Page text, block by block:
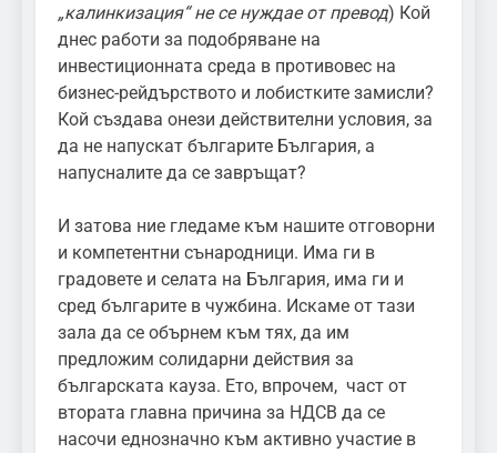
„калинкизация“ не се нуждае от превод) Кой
днес работи за подобряване на
инвестиционната среда в противовес на
бизнес-рейдърството и лобистките замисли?
Кой създава онези действителни условия, за
да не напускат българите България, а
напусналите да се завръщат?
И затова ние гледаме към нашите отговорни
и компетентни сънародници. Има ги в
градовете и селата на България, има ги и
сред българите в чужбина. Искаме от тази
зала да се обърнем към тях, да им
предложим солидарни действия за
българската кауза. Ето, впрочем, част от
втората главна причина за НДСВ да се
насочи еднозначно към активно участие в